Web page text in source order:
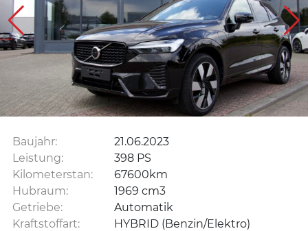
Baujahr:
21.06.2023
Leistung:
398 PS
Kilometerstan:
67600km
Hubraum:
1969 cm3
Getriebe:
Automatik
Kraftstoffart:
HYBRID (Benzin/Elektro)